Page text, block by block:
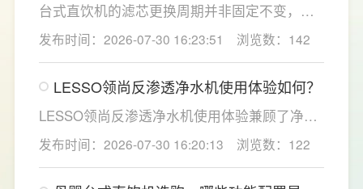
台式直饮机的滤芯更换周期并非固定不变，主
要取决于实际用水量、进水水质及使用频率等
因素。一般来说，PP棉和活性炭类前置滤芯建
议每6至12个月更换一次，RO反渗透膜滤芯使
用寿命相对较长，通常在2至3年左右，而后置
活性炭滤芯则建议每年更换一次以保障出水口
感。
发布时间：2026-07-30 16:23:51 浏览数：142
LESSO领尚反渗透净水机使用体验如何？
LESSO领尚反渗透净水机使用体验兼顾了净水
效果、使用便捷性和节水表现。产品采用
120mm纤薄机身设计，不占用过多厨下空间；
双出水模式可根据不同需求切换生活用水和直
发布时间：2026-07-30 16:20:13 浏览数：122